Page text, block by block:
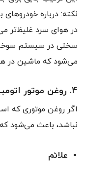
نکته: درباره خودروهای
در هوای سرد غلیظ‌تر
سختی در سیستم
می‌شود که ماشین در
۴. روغن موتور اتومبیل‌تان مناسب نیست
اگر روغن موتوری که
نباشد، باعث می‌شود
علائم